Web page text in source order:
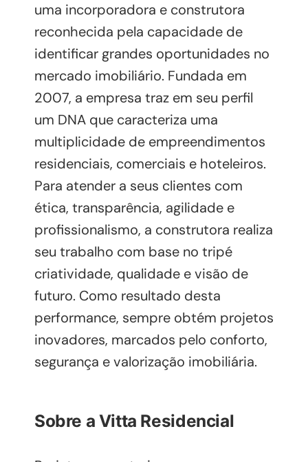
uma incorporadora e construtora
reconhecida pela capacidade de
identificar grandes oportunidades no
mercado imobiliário. Fundada em
2007, a empresa traz em seu perfil
um DNA que caracteriza uma
multiplicidade de empreendimentos
residenciais, comerciais e hoteleiros.
Para atender a seus clientes com
ética, transparência, agilidade e
profissionalismo, a construtora realiza
seu trabalho com base no tripé
criatividade, qualidade e visão de
futuro. Como resultado desta
performance, sempre obtém projetos
inovadores, marcados pelo conforto,
segurança e valorização imobiliária.
Sobre a Vitta Residencial